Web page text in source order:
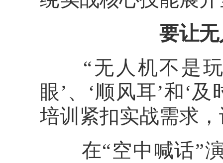
要让
“无人机不是玩
眼’、‘顺风耳’和‘
培训紧扣实战需求
在“空中喊话”演